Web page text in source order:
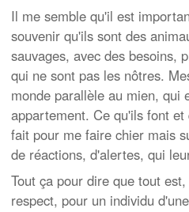
Il me semble qu'il est
souvenir qu'ils sont des
sauvages, avec des besoins,
qui ne sont pas les nôtres.
monde parallèle au mien, qui
appartement. Ce qu'ils font
fait pour me faire chier mais
de réactions, d'alertes, qui
Tout ça pour dire que tout
respect, pour un individu